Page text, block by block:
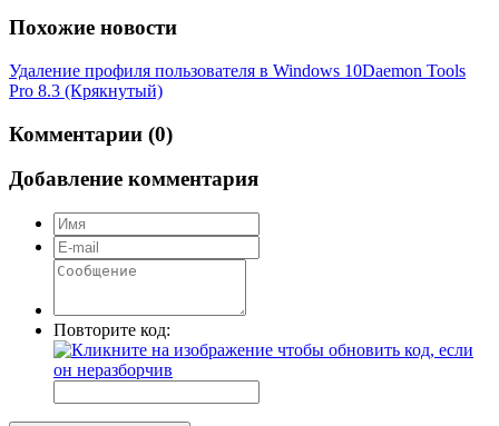
Похожие новости
Удаление профиля пользователя в Windows 10Daemon Tools
Pro 8.3 (Крякнутый)
Комментарии (0)
Добавление комментария
Повторите код: